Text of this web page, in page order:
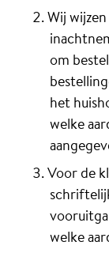
Wij
om
het
welke
Voor de
welke